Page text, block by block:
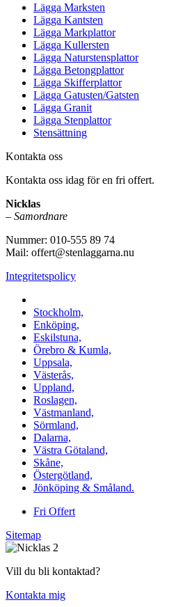
Lägga Marksten
Lägga Kantsten
Lägga Markplattor
Lägga Kullersten
Lägga Naturstensplattor
Lägga Betongplattor
Lägga Skifferplattor
Lägga Gatusten/Gatsten
Lägga Granit
Lägga Stenplattor
Stensättning
Kontakta oss
Kontakta oss idag för en fri offert.
Nicklas
– Samordnare
Nummer: 010-555 89 74
Mail: offert@stenlaggarna.nu
Integritetspolicy
Stockholm,
Enköping,
Eskilstuna,
Örebro & Kumla,
Uppsala,
Västerås,
Uppland,
Roslagen,
Västmanland,
Sörmland,
Dalarna,
Västra Götaland,
Skåne,
Östergötland,
Jönköping & Småland.
Fri Offert
Sitemap
Vill du bli kontaktad?
Kontakta mig